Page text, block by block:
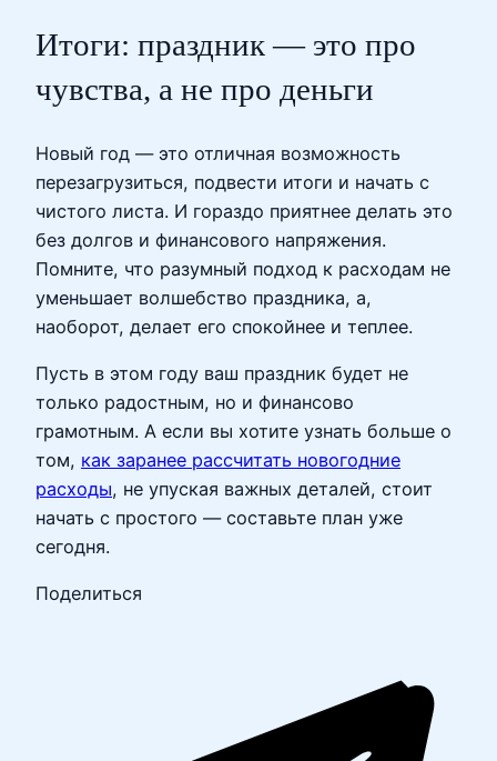
Итоги: праздник — это про
чувства, а не про деньги
Новый год — это отличная возможность
перезагрузиться, подвести итоги и начать с
чистого листа. И гораздо приятнее делать это
без долгов и финансового напряжения.
Помните, что разумный подход к расходам не
уменьшает волшебство праздника, а,
наоборот, делает его спокойнее и теплее.
Пусть в этом году ваш праздник будет не
только радостным, но и финансово
грамотным. А если вы хотите узнать больше о
том, как заранее рассчитать новогодние
расходы, не упуская важных деталей, стоит
начать с простого — составьте план уже
сегодня.
Поделиться